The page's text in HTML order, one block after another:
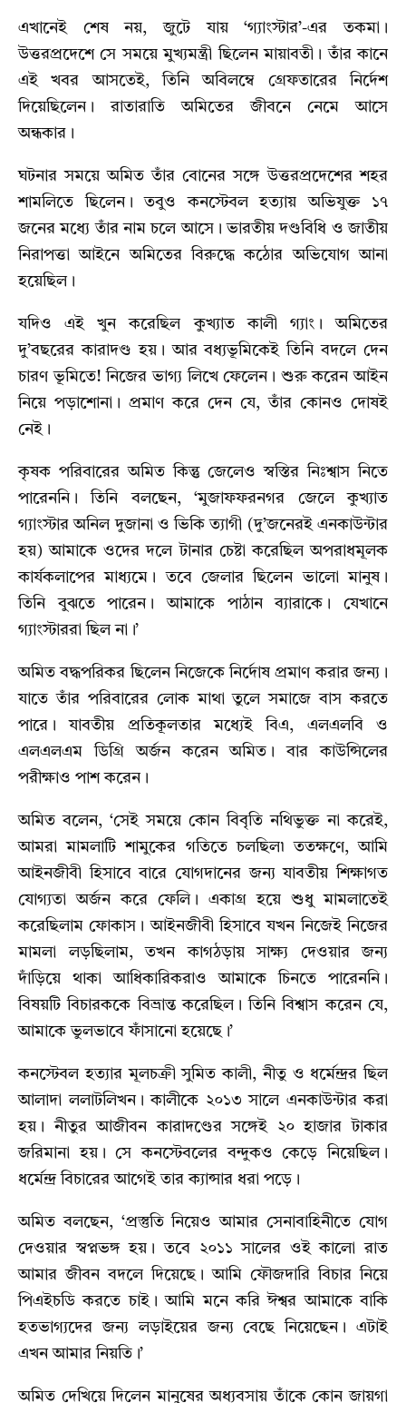
এখানেই শেষ নয়, জুটে যায় ‘গ্যাংস্টার’-এর তকমা।
উত্তরপ্রদেশে সে সময়ে মুখ্যমন্ত্রী ছিলেন মায়াবতী। তাঁর কানে
এই খবর আসতেই, তিনি অবিলম্বে গ্রেফতারের নির্দেশ
দিয়েছিলেন। রাতারাতি অমিতের জীবনে নেমে আসে
অন্ধকার।
ঘটনার সময়ে অমিত তাঁর বোনের সঙ্গে উত্তরপ্রদেশের শহর
শামলিতে ছিলেন। তবুও কনস্টেবল হত্যায় অভিযুক্ত ১৭
জনের মধ্যে তাঁর নাম চলে আসে। ভারতীয় দণ্ডবিধি ও জাতীয়
নিরাপত্তা আইনে অমিতের বিরুদ্ধে কঠোর অভিযোগ আনা
হয়েছিল।
যদিও এই খুন করেছিল কুখ্যাত কালী গ্যাং। অমিতের
দু’বছরের কারাদণ্ড হয়। আর বধ্যভূমিকেই তিনি বদলে দেন
চারণ ভূমিতে! নিজের ভাগ্য লিখে ফেলেন। শুরু করেন আইন
নিয়ে পড়াশোনা। প্রমাণ করে দেন যে, তাঁর কোনও দোষই
নেই।
কৃষক পরিবারের অমিত কিন্তু জেলেও স্বস্তির নিঃশ্বাস নিতে
পারেননি। তিনি বলছেন, ‘মুজাফফরনগর জেলে কুখ্যাত
গ্যাংস্টার অনিল দুজানা ও ভিকি ত্যাগী (দু’জনেরই এনকাউন্টার
হয়) আমাকে ওদের দলে টানার চেষ্টা করেছিল অপরাধমূলক
কার্যকলাপের মাধ্যমে। তবে জেলার ছিলেন ভালো মানুষ।
তিনি বুঝতে পারেন। আমাকে পাঠান ব্যারাকে। যেখানে
গ্যাংস্টাররা ছিল না।’
অমিত বদ্ধপরিকর ছিলেন নিজেকে নির্দোষ প্রমাণ করার জন্য।
যাতে তাঁর পরিবারের লোক মাথা তুলে সমাজে বাস করতে
পারে। যাবতীয় প্রতিকূলতার মধ্যেই বিএ, এলএলবি ও
এলএলএম ডিগ্রি অর্জন করেন অমিত। বার কাউন্সিলের
পরীক্ষাও পাশ করেন।
অমিত বলেন, ‘সেই সময়ে কোন বিবৃতি নথিভুক্ত না করেই,
আমরা মামলাটি শামুকের গতিতে চলছিল৷ ততক্ষণে, আমি
আইনজীবী হিসাবে বারে যোগদানের জন্য যাবতীয় শিক্ষাগত
যোগ্যতা অর্জন করে ফেলি। একাগ্র হয়ে শুধু মামলাতেই
করেছিলাম ফোকাস। আইনজীবী হিসাবে যখন নিজেই নিজের
মামলা লড়ছিলাম, তখন কাগঠড়ায় সাক্ষ্য দেওয়ার জন্য়
দাঁড়িয়ে থাকা আধিকারিকরাও আমাকে চিনতে পারেননি।
বিষয়টি বিচারককে বিভ্রান্ত করেছিল। তিনি বিশ্বাস করেন যে,
আমাকে ভুলভাবে ফাঁসানো হয়েছে।’
কনস্টেবল হত্যার মূলচক্রী সুমিত কালী, নীতু ও ধর্মেন্দ্রর ছিল
আলাদা ললাটলিখন। কালীকে ২০১৩ সালে এনকাউন্টার করা
হয়। নীতুর আজীবন কারাদণ্ডের সঙ্গেই ২০ হাজার টাকার
জরিমানা হয়। সে কনস্টেবলের বন্দুকও কেড়ে নিয়েছিল।
ধর্মেন্দ্র বিচারের আগেই তার ক্যান্সার ধরা পড়ে।
অমিত বলছেন, ‘প্রস্তুতি নিয়েও আমার সেনাবাহিনীতে যোগ
দেওয়ার স্বপ্নভঙ্গ হয়। তবে ২০১১ সালের ওই কালো রাত
আমার জীবন বদলে দিয়েছে। আমি ফৌজদারি বিচার নিয়ে
পিএইচডি করতে চাই। আমি মনে করি ঈশ্বর আমাকে বাকি
হতভাগ্যদের জন্য লড়াইয়ের জন্য বেছে নিয়েছেন। এটাই
এখন আমার নিয়তি।’
অমিত দেখিয়ে দিলেন মানুষের অধ্যবসায় তাঁকে কোন জায়গা